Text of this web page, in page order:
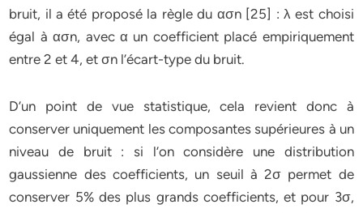
bruit, il a été proposé la règle du ασn [25] : λ est choisi
égal à ασn, avec α un coefficient placé empiriquement
entre 2 et 4, et σn l’écart-type du bruit.
D’un point de vue statistique, cela revient donc à
conserver uniquement les composantes supérieures à un
niveau de bruit : si l’on considère une distribution
gaussienne des coefficients, un seuil à 2σ permet de
conserver 5% des plus grands coefficients, et pour 3σ,